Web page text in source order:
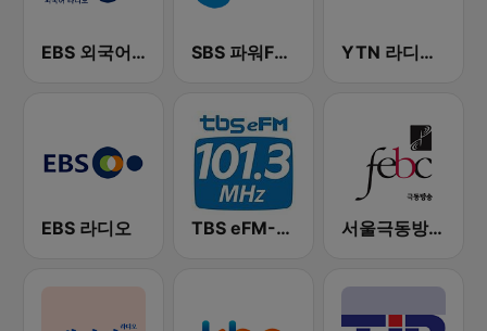
EBS 외국어 라디오 (i-radio) SBS 파워FM-SBS 라디오 YTN 라디오 (YTN FM) - 24 Hours News Channel
EBS 라디오 TBS eFM-교통방송 영어전문 라디오 서울극동방송FM 106.9 (FEBC Seoul HLKX-FM)